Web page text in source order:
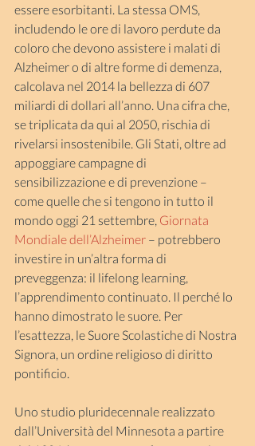
essere esorbitanti. La stessa OMS,
includendo le ore di lavoro perdute da
coloro che devono assistere i malati di
Alzheimer o di altre forme di demenza,
calcolava nel 2014 la bellezza di 607
miliardi di dollari all’anno. Una cifra che,
se triplicata da qui al 2050, rischia di
rivelarsi insostenibile. Gli Stati, oltre ad
appoggiare campagne di
sensibilizzazione e di prevenzione –
come quelle che si tengono in tutto il
mondo oggi 21 settembre, Giornata
Mondiale dell’Alzheimer – potrebbero
investire in un’altra forma di
preveggenza: il lifelong learning,
l’apprendimento continuato. Il perché lo
hanno dimostrato le suore. Per
l’esattezza, le Suore Scolastiche di Nostra
Signora, un ordine religioso di diritto
pontificio.
Uno studio pluridecennale realizzato
dall’Università del Minnesota a partire